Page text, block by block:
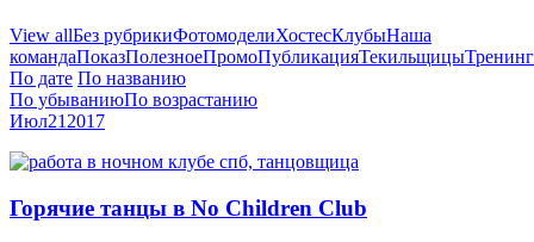
View allБез рубрикиФотомоделиХостесКлубыНаша
командаПоказПолезноеПромоПубликацияТекильщицы
По дате По названию
По убываниюПо возрастанию
Июл212017
Горячие танцы в No Children Club